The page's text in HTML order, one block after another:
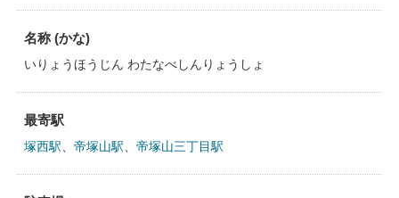
名称 (かな)
いりょうほうじん わたなべしんりょうしょ
最寄駅
塚西駅 帝塚山駅 帝塚山三丁目駅